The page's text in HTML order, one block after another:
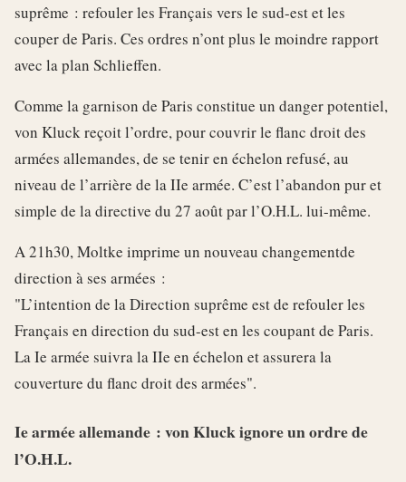
suprême : refouler les Français vers le sud-est et les
couper de Paris. Ces ordres n’ont plus le moindre rapport
avec la plan Schlieffen.
Comme la garnison de Paris constitue un danger potentiel,
von Kluck reçoit l’ordre, pour couvrir le flanc droit des
armées allemandes, de se tenir en échelon refusé, au
niveau de l’arrière de la IIe armée. C’est l’abandon pur et
simple de la directive du 27 août par l’O.H.L. lui-même.
A 21h30, Moltke imprime un nouveau changementde
direction à ses armées :
"L’intention de la Direction suprême est de refouler les
Français en direction du sud-est en les coupant de Paris.
La Ie armée suivra la IIe en échelon et assurera la
couverture du flanc droit des armées".
Ie armée allemande : von Kluck ignore un ordre de
l’O.H.L.